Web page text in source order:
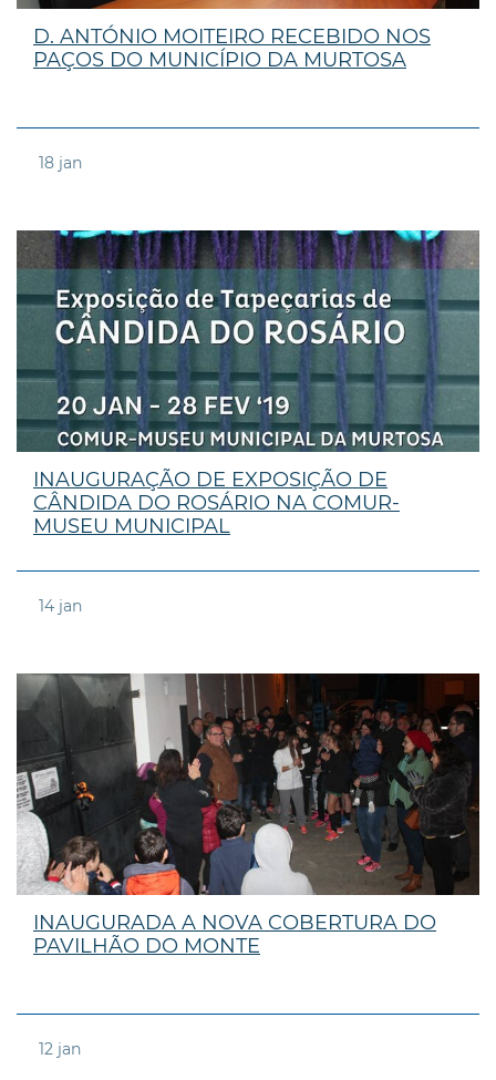
D. ANTÓNIO MOITEIRO RECEBIDO NOS
PAÇOS DO MUNICÍPIO DA MURTOSA
18 jan
INAUGURAÇÃO DE EXPOSIÇÃO DE
CÂNDIDA DO ROSÁRIO NA COMUR-
MUSEU MUNICIPAL
14 jan
INAUGURADA A NOVA COBERTURA DO
PAVILHÃO DO MONTE
12 jan